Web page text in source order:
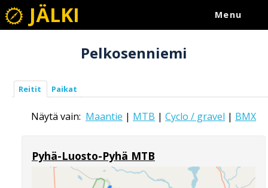
JÄLKI Menu
Pelkosenniemi
Reitit Paikat
Näytä vain: Maantie | MTB | Cyclo / gravel | BMX
Pyhä-Luosto-Pyhä MTB